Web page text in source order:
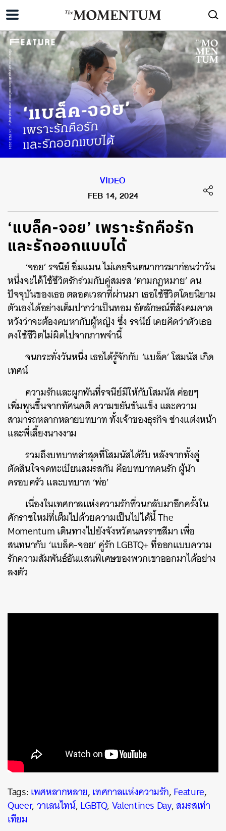
VIDEO
FEB 14, 2024
‘แบล็ค-จอย’ เพราะรักคือรัก
และรักออกแบบได้
‘จอย’ รจนีย์ อิ่มแมน ไม่เคยจินตนาการมาก่อนว่าวัน
หนึ่งจะได้ใช้ชีวิตรักร่วมกับคู่สมรส ‘ตามกฎหมาย’ คน
ปัจจุบันของเธอ ตลอดเวลาที่ผ่านมา เธอใช้ชีวิตโดยนิยาม
ตัวเองได้อย่างเต็มปากว่าเป็นทอม อัตลักษณ์ที่สังคมคาด
หวังว่าจะต้องคบหากับผู้หญิง ซึ่ง รจนีย์ เคยคิดว่าตัวเธอ
คงใช้ชีวิตไม่ผิดไปจากภาพจำนี้
จนกระทั่งวันหนึ่ง เธอได้รู้จักกับ ‘แบล็ค’ โสมนัส เกิด
เทศน์
ความรักและผูกพันที่รจนีย์มีให้กับโสมนัส ค่อยๆ
เพิ่มพูนขึ้นจากทัศนคติ ความขยันขันแข็ง และความ
สามารถหลากหลายบทบาท ทั้งเจ้าของธุรกิจ ช่างแต่งหน้า
และพี่เลี้ยงนางงาม
รวมถึงบทบาทล่าสุดที่โสมนัสได้รับ หลังจากทั้งคู่
ตัดสินใจจดทะเบียนสมรสกัน คือบทบาทคนรัก ผู้นำ
ครอบครัว และบทบาท ‘พ่อ’
เนื่องในเทศกาลแห่งความรักที่วนกลับมาอีกครั้งใน
ศักราชใหม่ที่เต็มไปด้วยความเป็นไปได้นี้ The
Momentum เดินทางไปยังจังหวัดนครราชสีมา เพื่อ
สนทนากับ ‘แบล็ค-จอย’ คู่รัก LGBTQ+ ที่ออกแบบความ
รักความสัมพันธ์อันแสนพิเศษของพวกเขาออกมาได้อย่าง
ลงตัว
Tags:เพศหลากหลาย,เทศกาลแห่งความรัก,Feature,
Queer,วาเลนไทน์,LGBTQ,Valentines Day,สมรสเท่า
เทียม